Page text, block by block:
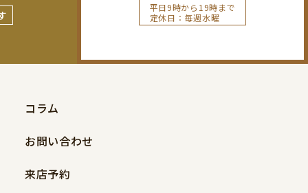
平日9時から19時まで
定休日：毎週水曜
コラム
お問い合わせ
来店予約